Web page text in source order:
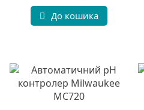
До кошика